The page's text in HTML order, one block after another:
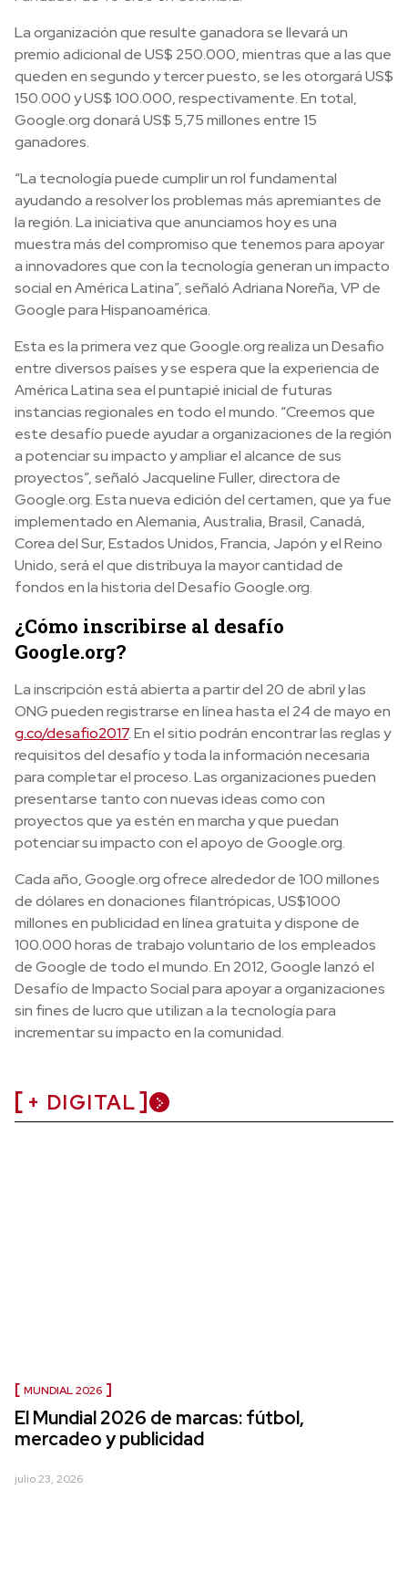
La organización que resulte ganadora se llevará un
premio adicional de US$ 250.000, mientras que a las que
queden en segundo y tercer puesto, se les otorgará US$
150.000 y US$ 100.000, respectivamente. En total,
Google.org donará US$ 5,75 millones entre 15
ganadores.
“La tecnología puede cumplir un rol fundamental
ayudando a resolver los problemas más apremiantes de
la región. La iniciativa que anunciamos hoy es una
muestra más del compromiso que tenemos para apoyar
a innovadores que con la tecnología generan un impacto
social en América Latina”, señaló Adriana Noreña, VP de
Google para Hispanoamérica.
Esta es la primera vez que Google.org realiza un Desafio
entre diversos países y se espera que la experiencia de
América Latina sea el puntapié inicial de futuras
instancias regionales en todo el mundo. “Creemos que
este desafío puede ayudar a organizaciones de la región
a potenciar su impacto y ampliar el alcance de sus
proyectos”, señaló Jacqueline Fuller, directora de
Google.org. Esta nueva edición del certamen, que ya fue
implementado en Alemania, Australia, Brasil, Canadá,
Corea del Sur, Estados Unidos, Francia, Japón y el Reino
Unido, será el que distribuya la mayor cantidad de
fondos en la historia del Desafío Google.org.
¿Cómo inscribirse al desafío
Google.org?
La inscripción está abierta a partir del 20 de abril y las
ONG pueden registrarse en línea hasta el 24 de mayo en
g.co/desafio2017. En el sitio podrán encontrar las reglas y
requisitos del desafío y toda la información necesaria
para completar el proceso. Las organizaciones pueden
presentarse tanto con nuevas ideas como con
proyectos que ya estén en marcha y que puedan
potenciar su impacto con el apoyo de Google.org.
Cada año, Google.org ofrece alrededor de 100 millones
de dólares en donaciones filantrópicas, US$1000
millones en publicidad en línea gratuita y dispone de
100.000 horas de trabajo voluntario de los empleados
de Google de todo el mundo. En 2012, Google lanzó el
Desafío de Impacto Social para apoyar a organizaciones
sin fines de lucro que utilizan a la tecnología para
incrementar su impacto en la comunidad.
+ DIGITAL
MUNDIAL 2026
El Mundial 2026 de marcas: fútbol,
mercadeo y publicidad
julio 23, 2026